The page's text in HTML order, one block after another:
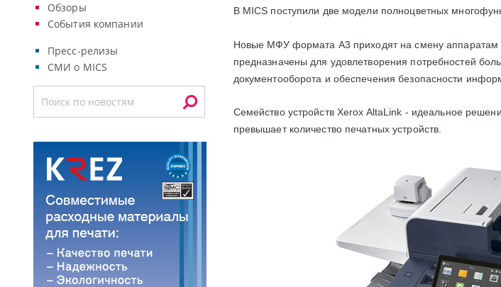
Обзоры
События компании
Пресс-релизы
СМИ о MICS
В MICS поступили две модели полноцветных
Новые МФУ формата А3 приходят на смену
предназначены для удовлетворения потребностей
документооборота и обеспечения безопасности
Семейство устройств Xerox AltaLink - идеальное
превышает количество печатных устройств.